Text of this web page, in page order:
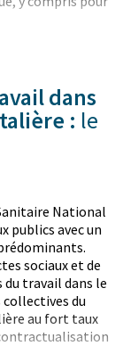
dans
: le
National
publics avec un
sociaux et de
du travail dans le
du
au fort taux